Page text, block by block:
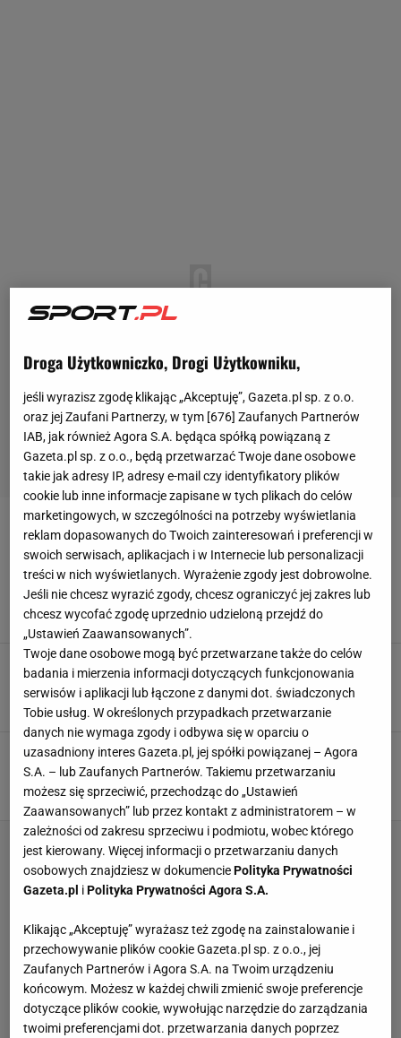
FABIO PARATICI
Paratici odchodzi z Tottenhamu w trybie
natychmiastowym. Zmuszony do rezygnacji
Marcin Jaz,21 KWIETNIA 2023, 11:39
Kłopoty, kłopoty Tottenhamu. Nie tylko Conte
opuści klub. "30 miesięcy zawieszenia"
Antoni Partum, 29 MARCA 2023, 14:30
Juventus ukarany. Rykoszetem dostanie
Tottenham
Marcin Jaz,21 STYCZNIA 2023, 15:02
Droga Użytkowniczko, Drogi Użytkowniku,
jeśli wyrazisz zgodę klikając „Akceptuję”, Gazeta.pl sp. z o.o.
oraz jej Zaufani Partnerzy, w tym [676] Zaufanych Partnerów
IAB, jak również Agora S.A. będąca spółką powiązaną z
Gazeta.pl sp. z o.o., będą przetwarzać Twoje dane osobowe
takie jak adresy IP, adresy e-mail czy identyfikatory plików
cookie lub inne informacje zapisane w tych plikach do celów
marketingowych, w szczególności na potrzeby wyświetlania
reklam dopasowanych do Twoich zainteresowań i preferencji w
swoich serwisach, aplikacjach i w Internecie lub personalizacji
treści w nich wyświetlanych. Wyrażenie zgody jest dobrowolne.
Jeśli nie chcesz wyrazić zgody, chcesz ograniczyć jej zakres lub
chcesz wycofać zgodę uprzednio udzieloną przejdź do
„Ustawień Zaawansowanych”.
Twoje dane osobowe mogą być przetwarzane także do celów
badania i mierzenia informacji dotyczących funkcjonowania
serwisów i aplikacji lub łączone z danymi dot. świadczonych
Tobie usług. W określonych przypadkach przetwarzanie
danych nie wymaga zgody i odbywa się w oparciu o
uzasadniony interes Gazeta.pl, jej spółki powiązanej – Agora
S.A. – lub Zaufanych Partnerów. Takiemu przetwarzaniu
możesz się sprzeciwić, przechodząc do „Ustawień
Zaawansowanych” lub przez kontakt z administratorem – w
zależności od zakresu sprzeciwu i podmiotu, wobec którego
jest kierowany. Więcej informacji o przetwarzaniu danych
osobowych znajdziesz w dokumenciePolityka Prywatności
Gazeta.pl iPolityka Prywatności Agora S.A.
Klikając „Akceptuję” wyrażasz też zgodę na zainstalowanie i
przechowywanie plików cookie Gazeta.pl sp. z o.o., jej
Zaufanych Partnerów i Agora S.A. na Twoim urządzeniu
końcowym. Możesz w każdej chwili zmienić swoje preferencje
dotyczące plików cookie, wywołując narzędzie do zarządzania
twoimi preferencjami dot. przetwarzania danych poprzez